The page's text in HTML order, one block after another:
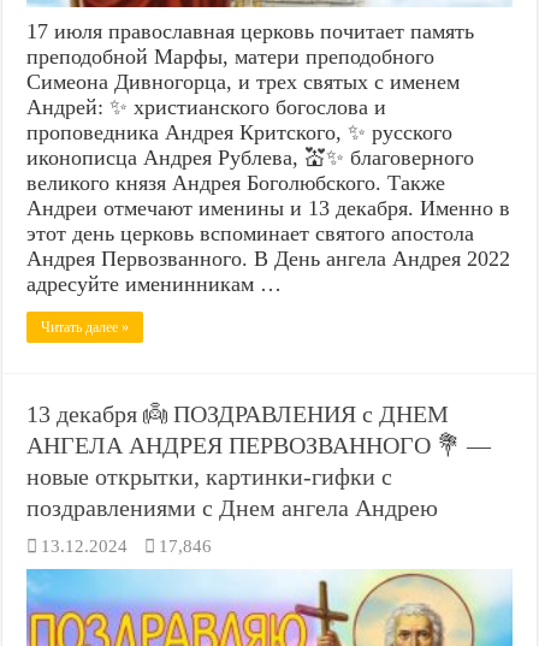
17 июля православная церковь почитает память
преподобной Марфы, матери преподобного
Симеона Дивногорца, и трех святых с именем
Андрей: ✨ христианского богослова и
проповедника Андрея Критского, ✨ русского
иконописца Андрея Рублева, 💒✨ благоверного
великого князя Андрея Боголюбского. Также
Андреи отмечают именины и 13 декабря. Именно в
этот день церковь вспоминает святого апостола
Андрея Первозванного. В День ангела Андрея 2022
адресуйте именинникам …
Читать далее »
13 декабря 👼 ПОЗДРАВЛЕНИЯ с ДНЕМ
АНГЕЛА АНДРЕЯ ПЕРВОЗВАННОГО 💐 —
новые открытки, картинки-гифки с
поздравлениями с Днем ангела Андрею
13.12.2024 17,846